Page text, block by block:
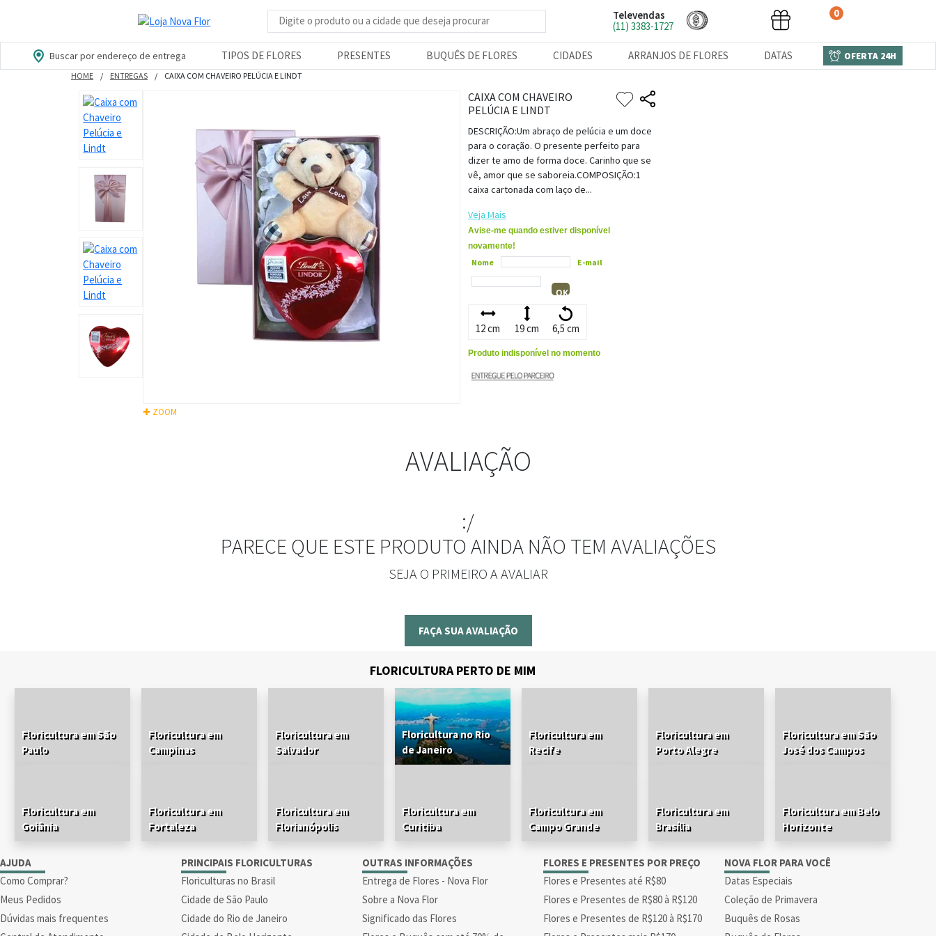
Busca de produtos
Televendas
(11) 3383-1727
0
Buscar por endereço de entrega TIPOS DE FLORES PRESENTES BUQUÊS DE FLORES CIDADES ARRANJOS DE FLORES DATAS OFERTA 24H
HOME ENTREGAS CAIXA COM CHAVEIRO PELÚCIA E LINDT
✚ ZOOM
CAIXA COM CHAVEIRO
PELÚCIA E LINDT
DESCRIÇÃO:Um abraço de pelúcia e um doce
para o coração. O presente perfeito para
dizer te amo de forma doce. Carinho que se
vê, amor que se saboreia.COMPOSIÇÃO:1
caixa cartonada com laço de...
Veja Mais
Avise-me quando estiver disponível
novamente!
Nome E-mail
OK
12 cm 19 cm 6,5 cm
Produto indisponível no momento
AVALIAÇÃO
:/
PARECE QUE ESTE PRODUTO AINDA NÃO TEM AVALIAÇÕES
SEJA O PRIMEIRO A AVALIAR
FAÇA SUA AVALIAÇÃO
FLORICULTURA PERTO DE MIM
Floricultura em São
Paulo
Floricultura em
Campinas
Floricultura em
Salvador
Floricultura no Rio
de Janeiro
Floricultura em
Recife
Floricultura em
Porto Alegre
Floricultura em São
José dos Campos
Floricultura em
Goiânia
Floricultura em
Fortaleza
Floricultura em
Florianópolis
Floricultura em
Curitiba
Floricultura em
Campo Grande
Floricultura em
Brasília
Floricultura em Belo
Horizonte
AJUDA
Como Comprar?
Meus Pedidos
Dúvidas mais frequentes
PRINCIPAIS FLORICULTURAS
Floriculturas no Brasil
Cidade de São Paulo
Cidade do Rio de Janeiro
OUTRAS INFORMAÇÕES
Entrega de Flores - Nova Flor
Sobre a Nova Flor
Significado das Flores
FLORES E PRESENTES POR PREÇO
Flores e Presentes até R$80
Flores e Presentes de R$80 à R$120
Flores e Presentes de R$120 à R$170
NOVA FLOR PARA VOCÊ
Datas Especiais
Coleção de Primavera
Buquês de Rosas